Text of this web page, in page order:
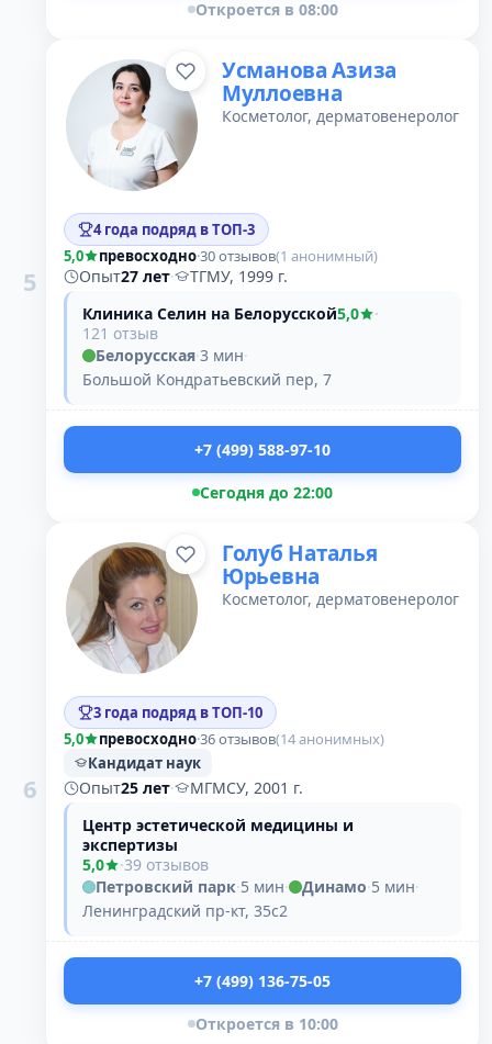
Откроется в 08:00
5
Усманова Азиза
Муллоевна
Косметолог, дерматовенеролог
4 года подряд в ТОП-3
5,0
превосходно·30 отзывов(1 анонимный)
Опыт27 лет·
ТГМУ, 1999 г.
Клиника Селин на Белорусской5,0
·
121 отзыв
Белорусская·3 мин·
Большой Кондратьевский пер, 7
+7 (499) 588-97-10
Сегодня до 22:00
6
Голуб Наталья
Юрьевна
Косметолог, дерматовенеролог
3 года подряд в ТОП-10
5,0
превосходно·36 отзывов(14 анонимных)
Кандидат наук
Опыт25 лет·
МГМСУ, 2001 г.
Центр эстетической медицины и
экспертизы
5,0
·39 отзывов
Петровский парк·5 мин· Динамо·5 мин·
Ленинградский пр-кт, 35с2
+7 (499) 136-75-05
Откроется в 10:00